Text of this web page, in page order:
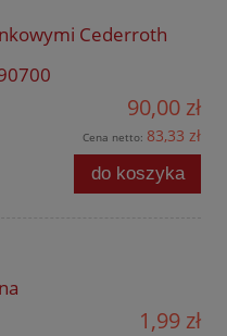
Cederroth
90,00 zł
Cena netto: 83,33 zł
do koszyka
1,99 zł